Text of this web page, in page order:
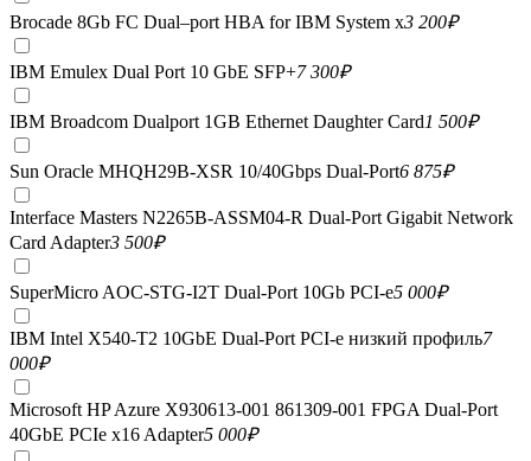
Brocade 8Gb FC Dual–port HBA for IBM System x3 200₽
IBM Emulex Dual Port 10 GbE SFP+7 300₽
IBM Broadcom Dualport 1GB Ethernet Daughter Card1 500₽
Sun Oracle MHQH29B-XSR 10/40Gbps Dual-Port6 875₽
Interface Masters N2265B-ASSM04-R Dual-Port Gigabit Network
Card Adapter3 500₽
SuperMicro AOC-STG-I2T Dual-Port 10Gb PCI-e5 000₽
IBM Intel X540-T2 10GbE Dual-Port PCI-e низкий профиль7
000₽
Microsoft HP Azure X930613-001 861309-001 FPGA Dual-Port
40GbE PCIe x16 Adapter5 000₽